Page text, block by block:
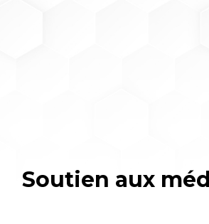
Soutien aux